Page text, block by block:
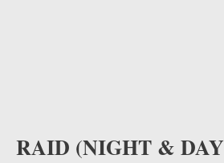
RAID (NIGHT & DAY